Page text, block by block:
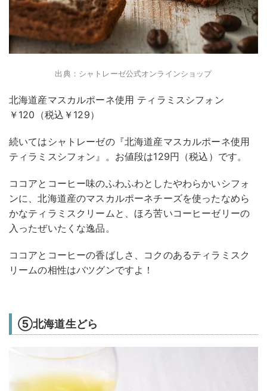
出典：シャトレーゼ公式オンラインショップ
北海道産マスカルポーネ使用 ティラミスシフォン
￥120（税込￥129）
続いてはシャトレーゼの『北海道産マスカルポーネ使用
ティラミスシフォン』。お値段は129円（税込）です。
ココアとコーヒー味のふわふわとしたやわらかいシフォ
ンに、北海道産のマスカルポーネチーズを使ったなめら
かなティラミスクリームと、ほろ苦いコーヒーゼリーの
入ったぜいたくな逸品。
ココアとコーヒーの香ばしさ、コクのあるティラミスク
リームの相性はバツグンですよ！
⑤北海道生どら